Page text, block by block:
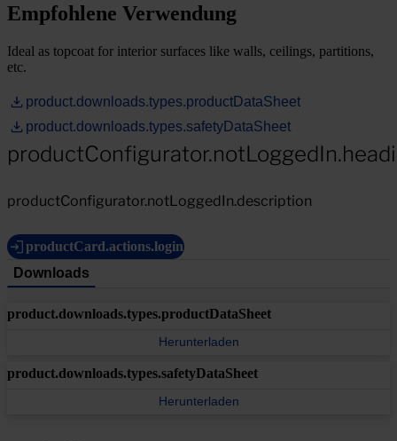
Empfohlene Verwendung
Ideal as topcoat for interior surfaces like walls, ceilings, partitions,
etc.
product.downloads.types.productDataSheet
product.downloads.types.safetyDataSheet
productConfigurator.notLoggedIn.description
productCard.actions.login
Downloads
product.downloads.types.productDataSheet
Herunterladen
product.downloads.types.safetyDataSheet
Herunterladen